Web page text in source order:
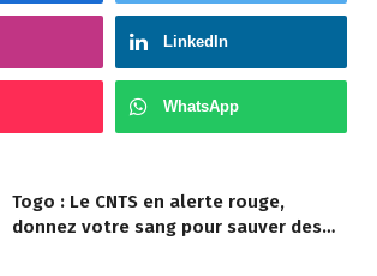
LinkedIn
WhatsApp
Togo : Le CNTS en alerte rouge,
donnez votre sang pour sauver des